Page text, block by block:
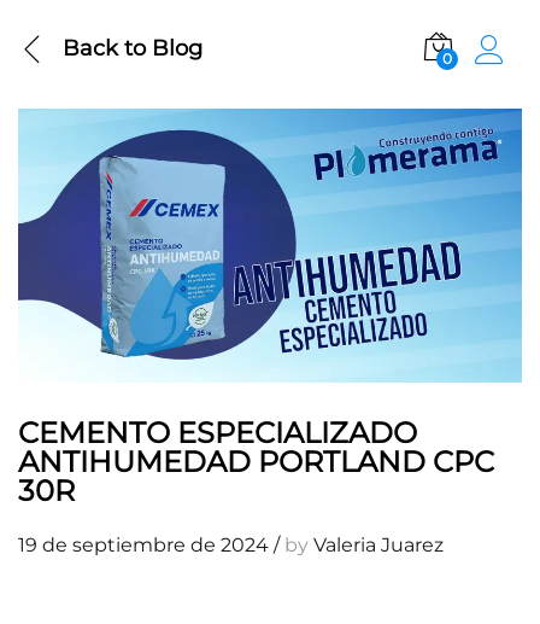
Back toBlog 0
CEMENTO ESPECIALIZADO
ANTIHUMEDAD PORTLAND CPC
30R
19 de septiembre de 2024 /by Valeria Juarez